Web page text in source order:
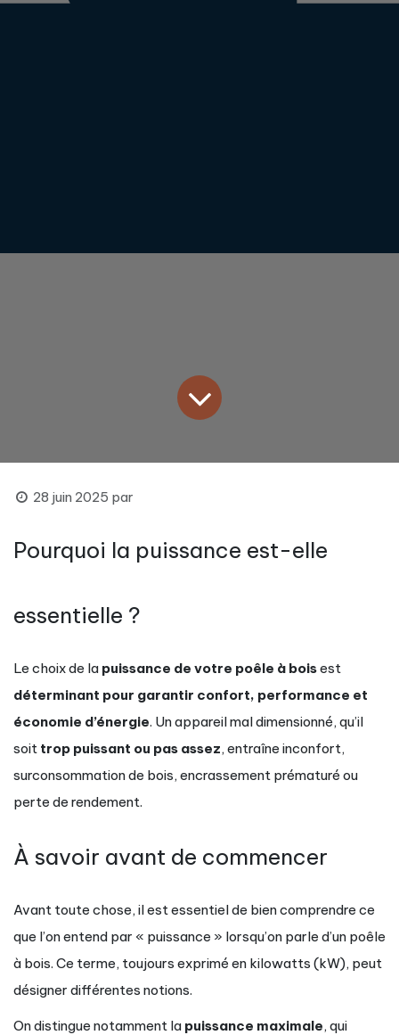
28 juin 2025 par
Pourquoi la puissance est-elle
essentielle ?
Le choix de la puissance de votre poêle à boisest
déterminant pour garantir confort, performance et
économie d’énergie. Un appareil mal dimensionné, qu’il
soit trop puissant ou pas assez, entraîne inconfort,
surconsommation de bois, encrassement prématuré ou
perte de rendement.
À savoir avant de commencer
Avant toute chose, il est essentiel de bien comprendre ce
que l’on entend par « puissance » lorsqu’on parle d’un poêle
à bois. Ce terme, toujours exprimé en kilowatts (kW), peut
désigner différentes notions.
On distingue notamment la puissance maximale, qui